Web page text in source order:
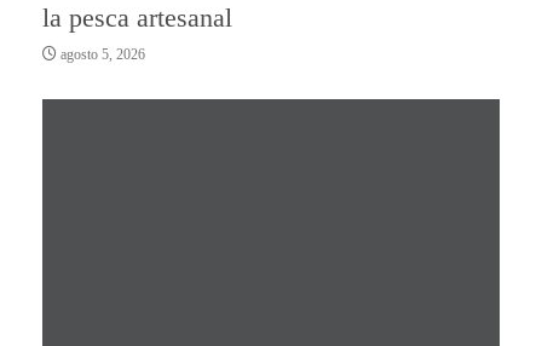
la pesca artesanal
agosto 5, 2026